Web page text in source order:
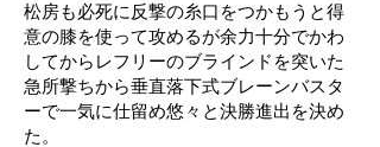
松房も必死に反撃の糸口をつかもうと得
意の膝を使って攻めるが余力十分でかわ
してからレフリーのブラインドを突いた
急所撃ちから垂直落下式ブレーンバスタ
ーで一気に仕留め悠々と決勝進出を決め
た。